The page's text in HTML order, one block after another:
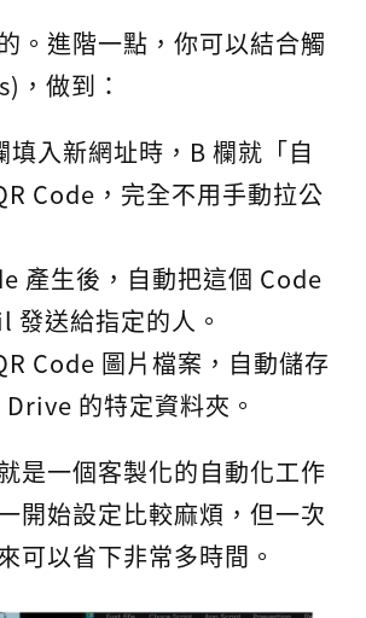
。進階一點，你可以結合觸
，做到：
填入新網址時，B 欄就「自
Code，完全不用手動拉公
產生後，自動把這個 Code
發送給指定的人。
Code 圖片檔案，自動儲存
的特定資料夾。
是一個客製化的自動化工作
開始設定比較麻煩，但一次
可以省下非常多時間。